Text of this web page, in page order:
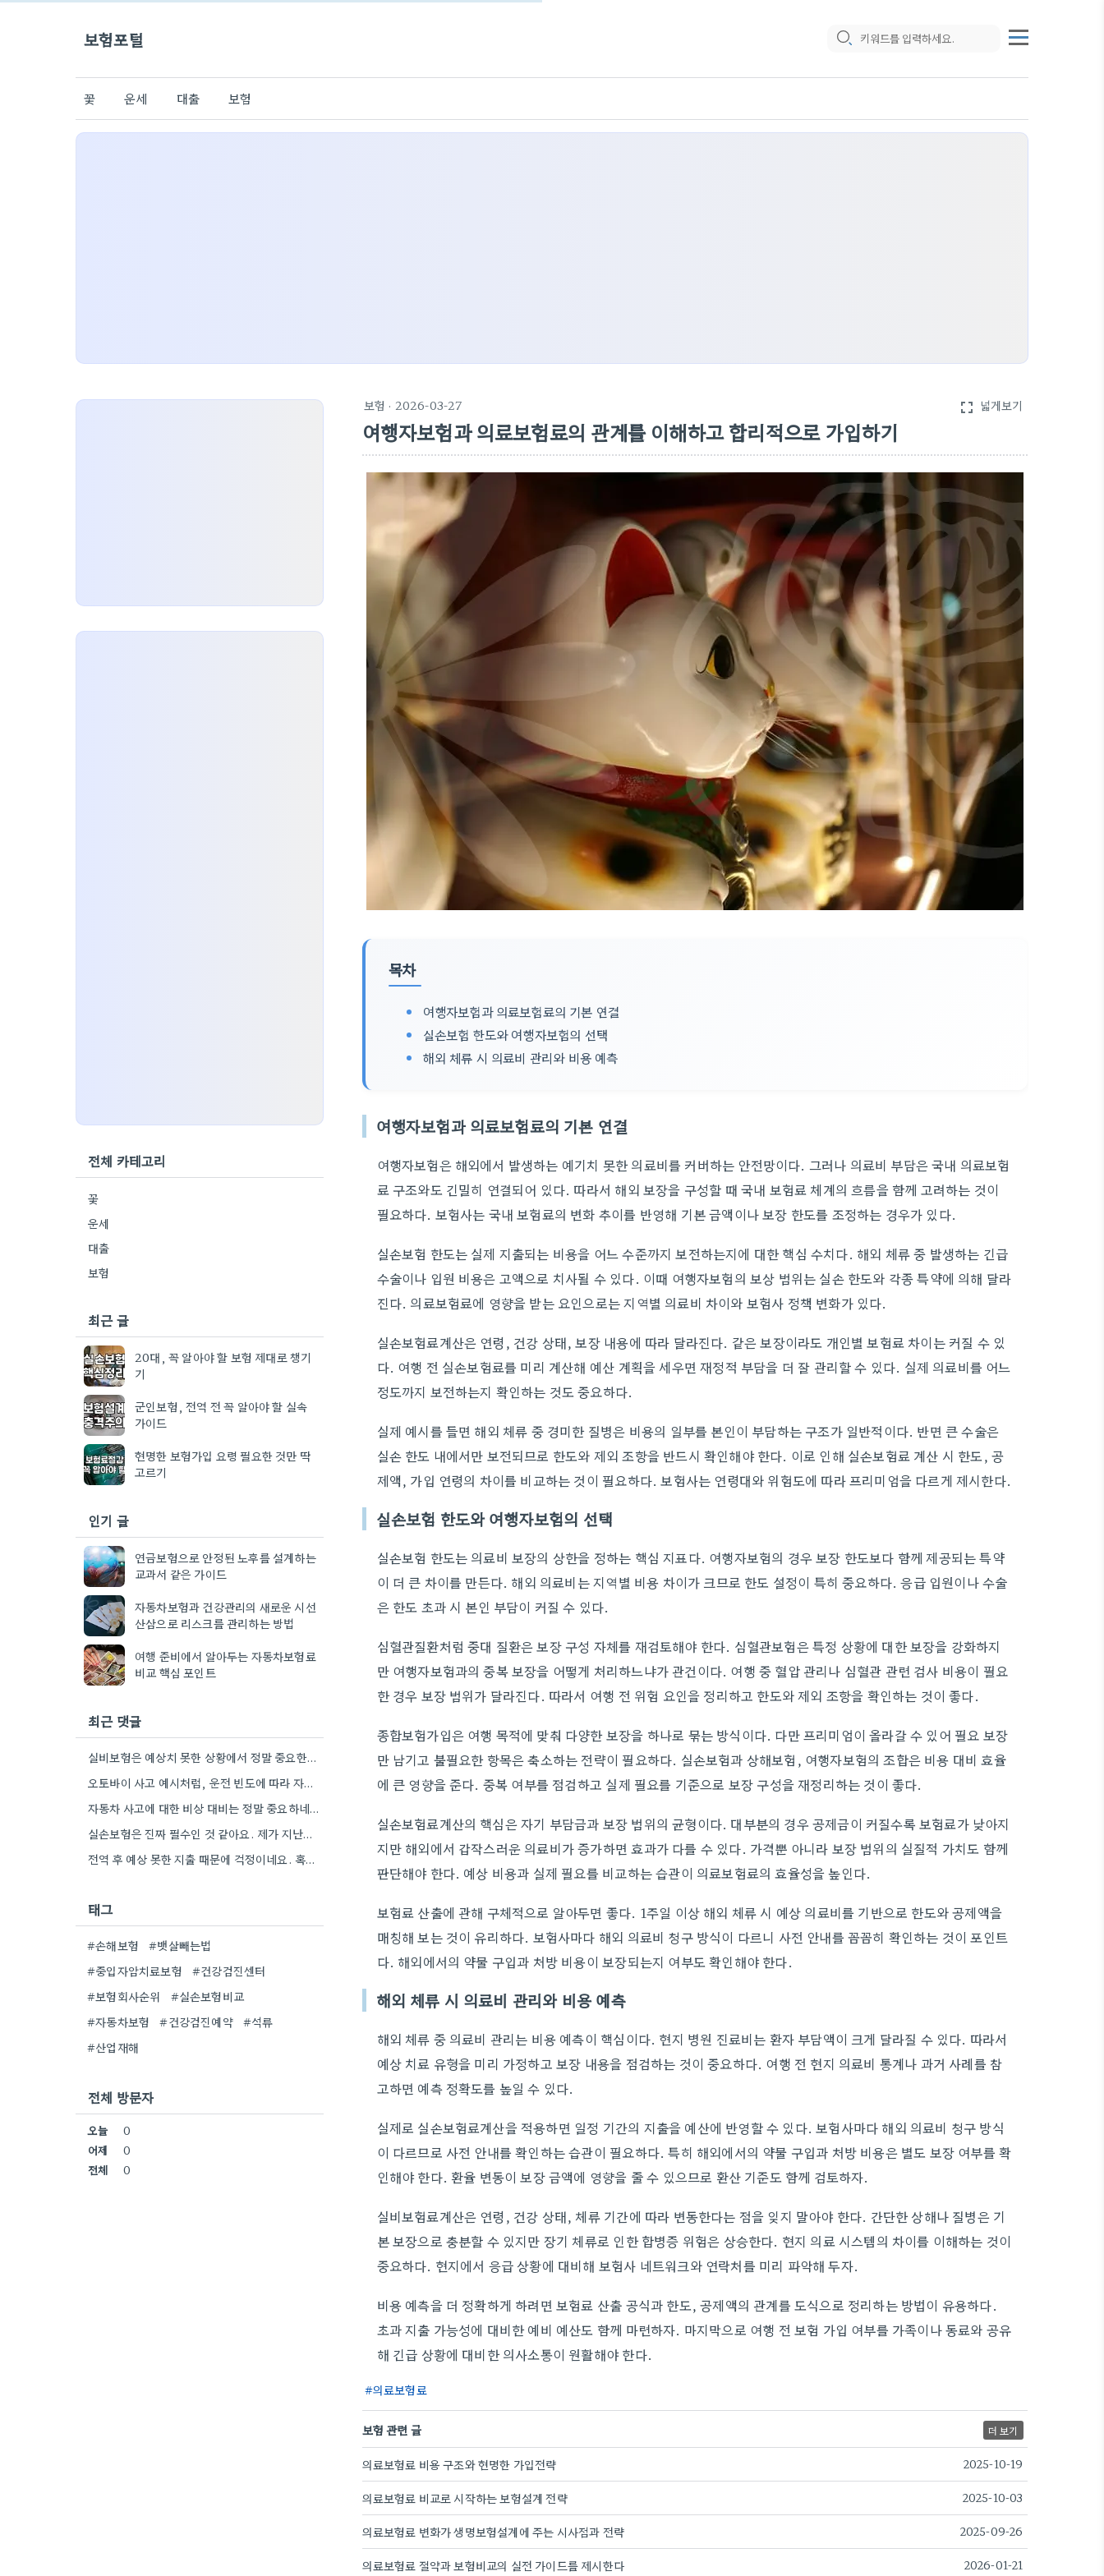
보험포털
꽃 운세 대출 보험
보험 · 2026-03-27 fullscreen 넓게보기
여행자보험과 의료보험료의 관계를 이해하고 합리적으로 가입하기
목차
여행자보험과 의료보험료의 기본 연결
실손보험 한도와 여행자보험의 선택
해외 체류 시 의료비 관리와 비용 예측
여행자보험과 의료보험료의 기본 연결
여행자보험은 해외에서 발생하는 예기치 못한 의료비를 커버하는 안전망이다. 그러나 의료비 부담은 국내 의료보험
료 구조와도 긴밀히 연결되어 있다. 따라서 해외 보장을 구성할 때 국내 보험료 체계의 흐름을 함께 고려하는 것이
필요하다. 보험사는 국내 보험료의 변화 추이를 반영해 기본 금액이나 보장 한도를 조정하는 경우가 있다.
실손보험 한도는 실제 지출되는 비용을 어느 수준까지 보전하는지에 대한 핵심 수치다. 해외 체류 중 발생하는 긴급
수술이나 입원 비용은 고액으로 치사될 수 있다. 이때 여행자보험의 보상 범위는 실손 한도와 각종 특약에 의해 달라
진다. 의료보험료에 영향을 받는 요인으로는 지역별 의료비 차이와 보험사 정책 변화가 있다.
실손보험료계산은 연령, 건강 상태, 보장 내용에 따라 달라진다. 같은 보장이라도 개인별 보험료 차이는 커질 수 있
다. 여행 전 실손보험료를 미리 계산해 예산 계획을 세우면 재정적 부담을 더 잘 관리할 수 있다. 실제 의료비를 어느
정도까지 보전하는지 확인하는 것도 중요하다.
실제 예시를 들면 해외 체류 중 경미한 질병은 비용의 일부를 본인이 부담하는 구조가 일반적이다. 반면 큰 수술은
실손 한도 내에서만 보전되므로 한도와 제외 조항을 반드시 확인해야 한다. 이로 인해 실손보험료 계산 시 한도, 공
제액, 가입 연령의 차이를 비교하는 것이 필요하다. 보험사는 연령대와 위험도에 따라 프리미엄을 다르게 제시한다.
실손보험 한도와 여행자보험의 선택
실손보험 한도는 의료비 보장의 상한을 정하는 핵심 지표다. 여행자보험의 경우 보장 한도보다 함께 제공되는 특약
이 더 큰 차이를 만든다. 해외 의료비는 지역별 비용 차이가 크므로 한도 설정이 특히 중요하다. 응급 입원이나 수술
은 한도 초과 시 본인 부담이 커질 수 있다.
심혈관질환처럼 중대 질환은 보장 구성 자체를 재검토해야 한다. 심혈관보험은 특정 상황에 대한 보장을 강화하지
만 여행자보험과의 중복 보장을 어떻게 처리하느냐가 관건이다. 여행 중 혈압 관리나 심혈관 관련 검사 비용이 필요
한 경우 보장 범위가 달라진다. 따라서 여행 전 위험 요인을 정리하고 한도와 제외 조항을 확인하는 것이 좋다.
종합보험가입은 여행 목적에 맞춰 다양한 보장을 하나로 묶는 방식이다. 다만 프리미엄이 올라갈 수 있어 필요 보장
만 남기고 불필요한 항목은 축소하는 전략이 필요하다. 실손보험과 상해보험, 여행자보험의 조합은 비용 대비 효율
에 큰 영향을 준다. 중복 여부를 점검하고 실제 필요를 기준으로 보장 구성을 재정리하는 것이 좋다.
실손보험료계산의 핵심은 자기 부담금과 보장 범위의 균형이다. 대부분의 경우 공제금이 커질수록 보험료가 낮아지
지만 해외에서 갑작스러운 의료비가 증가하면 효과가 다를 수 있다. 가격뿐 아니라 보장 범위의 실질적 가치도 함께
판단해야 한다. 예상 비용과 실제 필요를 비교하는 습관이 의료보험료의 효율성을 높인다.
보험료 산출에 관해 구체적으로 알아두면 좋다. 1주일 이상 해외 체류 시 예상 의료비를 기반으로 한도와 공제액을
매칭해 보는 것이 유리하다. 보험사마다 해외 의료비 청구 방식이 다르니 사전 안내를 꼼꼼히 확인하는 것이 포인트
다. 해외에서의 약물 구입과 처방 비용이 보장되는지 여부도 확인해야 한다.
해외 체류 시 의료비 관리와 비용 예측
해외 체류 중 의료비 관리는 비용 예측이 핵심이다. 현지 병원 진료비는 환자 부담액이 크게 달라질 수 있다. 따라서
예상 치료 유형을 미리 가정하고 보장 내용을 점검하는 것이 중요하다. 여행 전 현지 의료비 통계나 과거 사례를 참
고하면 예측 정확도를 높일 수 있다.
실제로 실손보험료계산을 적용하면 일정 기간의 지출을 예산에 반영할 수 있다. 보험사마다 해외 의료비 청구 방식
이 다르므로 사전 안내를 확인하는 습관이 필요하다. 특히 해외에서의 약물 구입과 처방 비용은 별도 보장 여부를 확
인해야 한다. 환율 변동이 보장 금액에 영향을 줄 수 있으므로 환산 기준도 함께 검토하자.
실비보험료계산은 연령, 건강 상태, 체류 기간에 따라 변동한다는 점을 잊지 말아야 한다. 간단한 상해나 질병은 기
본 보장으로 충분할 수 있지만 장기 체류로 인한 합병증 위험은 상승한다. 현지 의료 시스템의 차이를 이해하는 것이
중요하다. 현지에서 응급 상황에 대비해 보험사 네트워크와 연락처를 미리 파악해 두자.
비용 예측을 더 정확하게 하려면 보험료 산출 공식과 한도, 공제액의 관계를 도식으로 정리하는 방법이 유용하다.
초과 지출 가능성에 대비한 예비 예산도 함께 마련하자. 마지막으로 여행 전 보험 가입 여부를 가족이나 동료와 공유
해 긴급 상황에 대비한 의사소통이 원활해야 한다.
의료보험료
보험 관련 글 더 보기
의료보험료 비용 구조와 현명한 가입전략 2025-10-19
의료보험료 비교로 시작하는 보험설계 전략 2025-10-03
의료보험료 변화가 생명보험설계에 주는 시사점과 전략 2025-09-26
의료보험료 절약과 보험비교의 실전 가이드를 제시한다 2026-01-21
전체 카테고리
꽃
운세
대출
보험
최근 글
20대, 꼭 알아야 할 보험 제대로 챙기
기
군인보험, 전역 전 꼭 알아야 할 실속
가이드
현명한 보험가입 요령 필요한 것만 딱
고르기
인기 글
연금보험으로 안정된 노후를 설계하는
교과서 같은 가이드
자동차보험과 건강관리의 새로운 시선
산삼으로 리스크를 관리하는 방법
여행 준비에서 알아두는 자동차보험료
비교 핵심 포인트
최근 댓글
실비보험은 예상치 못한 상황에서 정말 중요한데, 자기 부담금 부분을 특히 꼼꼼히 확인하는 게 좋겠네요.
오토바이 사고 예시처럼, 운전 빈도에 따라 자차 보험이 더 유리할 수도 있겠네요.
자동차 사고에 대한 비상 대비는 정말 중요하네요. 제가 이전 직장에서 운전할 일이 거의 없었는데, 혹시…
실손보험은 진짜 필수인 것 같아요. 제가 지난번에 교통사고 났을 때 덕분에 큰 걱정 없이 치료받을…
전역 후 예상 못한 지출 때문에 걱정이네요. 혹시 소액 보험 비교 사이트를 이용해 보셨나요?
태그
#손해보험
#뱃살빼는법
#중입자암치료보험
#건강검진센터
#보험회사순위
#실손보험비교
#자동차보험
#건강검진예약
#석류
#산업재해
전체 방문자
오늘
0
어제
0
전체
0